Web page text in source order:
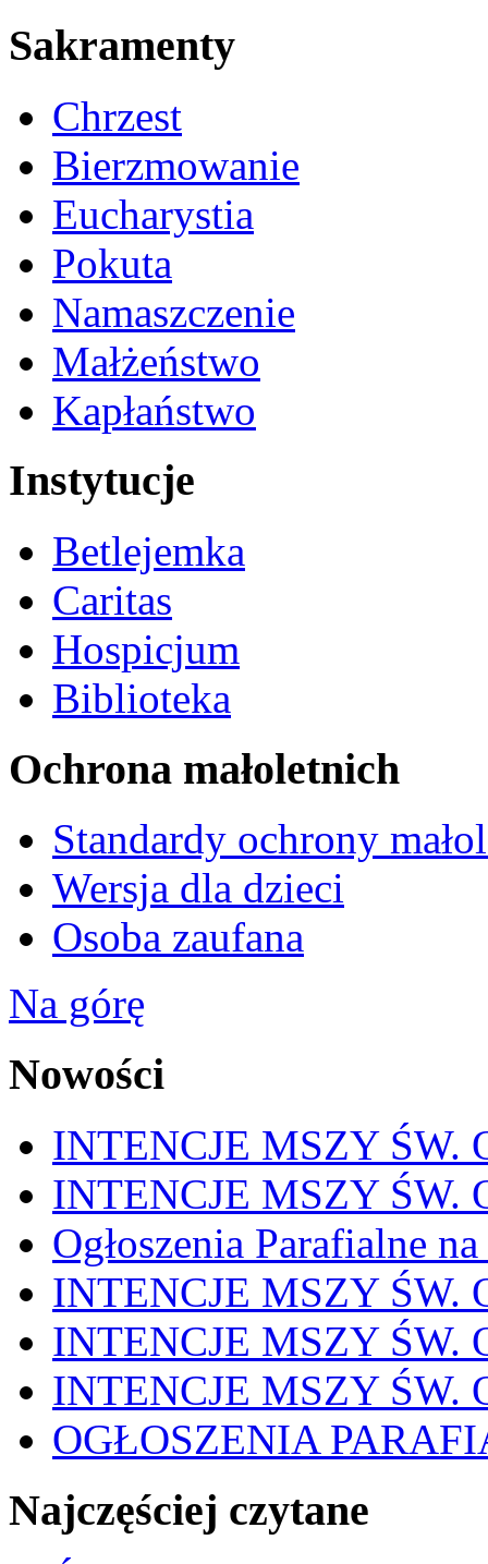
Sakramenty
Chrzest
Bierzmowanie
Eucharystia
Pokuta
Namaszczenie
Małżeństwo
Kapłaństwo
Instytucje
Betlejemka
Caritas
Hospicjum
Biblioteka
Ochrona małoletnich
Standardy ochrony
Wersja dla dzieci
Osoba zaufana
Na górę
Nowości
INTENCJE MSZY ŚW.
INTENCJE MSZY ŚW.
Ogłoszenia Parafialne
INTENCJE MSZY ŚW.
INTENCJE MSZY ŚW.
INTENCJE MSZY ŚW.
OGŁOSZENIA
Najczęściej czytane